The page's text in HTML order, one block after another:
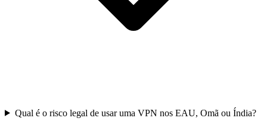
Qual é o risco legal de usar uma VPN nos EAU, Omã ou Índia?